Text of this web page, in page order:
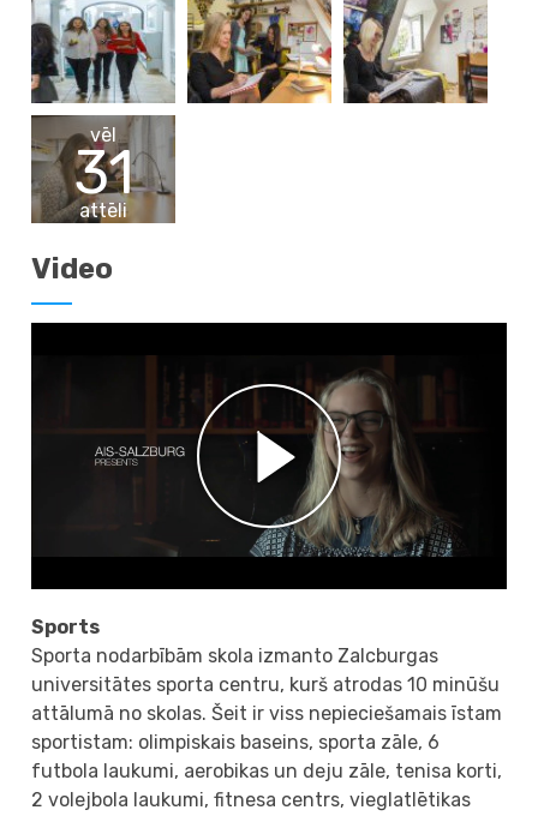
vēl
31
attēli
Video
Sports
Sporta nodarbībām skola izmanto Zalcburgas
universitātes sporta centru, kurš atrodas 10 minūšu
attālumā no skolas. Šeit ir viss nepieciešamais īstam
sportistam: olimpiskais baseins, sporta zāle, 6
futbola laukumi, aerobikas un deju zāle, tenisa korti,
2 volejbola laukumi, fitnesa centrs, vieglatlētikas